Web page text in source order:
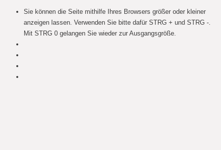
Sie können die Seite mithilfe Ihres Browsers größer oder kleiner
anzeigen lassen. Verwenden Sie bitte dafür STRG + und STRG -.
Mit STRG 0 gelangen Sie wieder zur Ausgangsgröße.